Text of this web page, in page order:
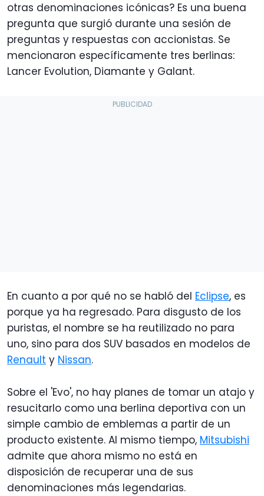
otras denominaciones icónicas? Es una buena
pregunta que surgió durante una sesión de
preguntas y respuestas con accionistas. Se
mencionaron específicamente tres berlinas:
Lancer Evolution, Diamante y Galant.
En cuanto a por qué no se habló del Eclipse, es
porque ya ha regresado. Para disgusto de los
puristas, el nombre se ha reutilizado no para
uno, sino para dos SUV basados en modelos de
Renault y Nissan.
Sobre el 'Evo', no hay planes de tomar un atajo y
resucitarlo como una berlina deportiva con un
simple cambio de emblemas a partir de un
producto existente. Al mismo tiempo, Mitsubishi
admite que ahora mismo no está en
disposición de recuperar una de sus
denominaciones más legendarias.